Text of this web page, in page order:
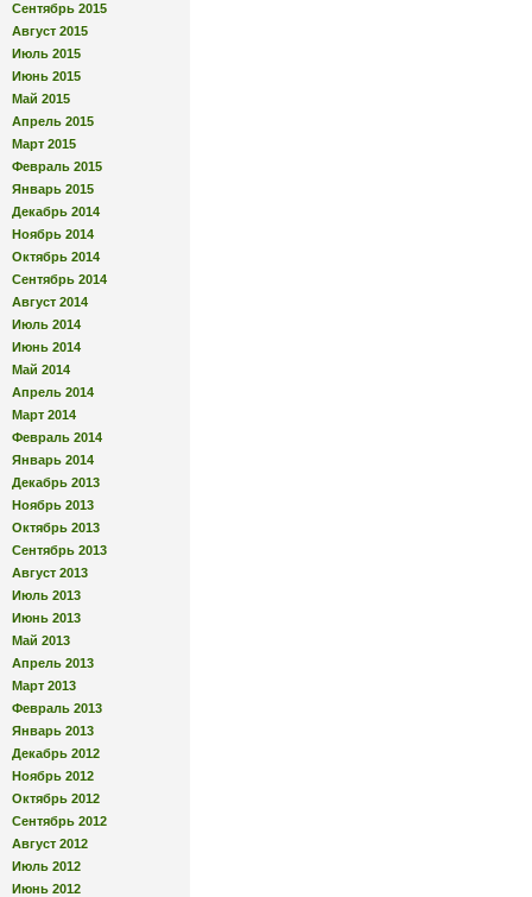
Сентябрь 2015
Август 2015
Июль 2015
Июнь 2015
Май 2015
Апрель 2015
Март 2015
Февраль 2015
Январь 2015
Декабрь 2014
Ноябрь 2014
Октябрь 2014
Сентябрь 2014
Август 2014
Июль 2014
Июнь 2014
Май 2014
Апрель 2014
Март 2014
Февраль 2014
Январь 2014
Декабрь 2013
Ноябрь 2013
Октябрь 2013
Сентябрь 2013
Август 2013
Июль 2013
Июнь 2013
Май 2013
Апрель 2013
Март 2013
Февраль 2013
Январь 2013
Декабрь 2012
Ноябрь 2012
Октябрь 2012
Сентябрь 2012
Август 2012
Июль 2012
Июнь 2012